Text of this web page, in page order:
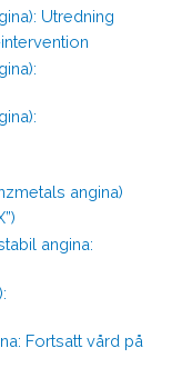
Utredning
angina)
angina:
Fortsatt vård på